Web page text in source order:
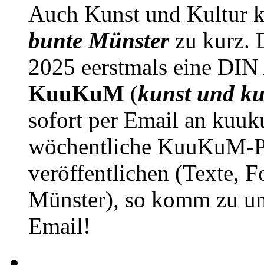
Auch Kunst und Kultur
bunte Münsterzu kurz.
2025 eerstmals eine
KuuKuM (kunst und
sofort per Email an
wöchentliche KuuKuM-
veröffentlichen (Texte,
Münster), so komm zu
Email!